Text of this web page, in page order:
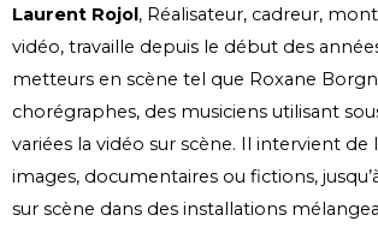
Laurent Rojol, Réalisateur, cadreur,
vidéo, travaille depuis le début des
metteurs en scène tel que Roxane
chorégraphes, des musiciens utilisant
variées la vidéo sur scène. Il intervient de
images, documentaires ou fictions,
sur scène dans des installations